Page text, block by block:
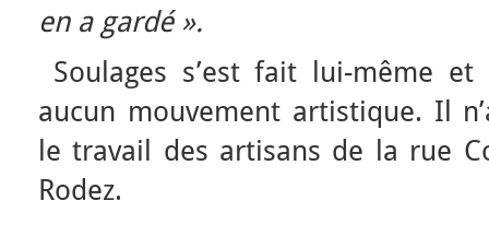
en a gardé ».
Soulages s’est fait lui-même
aucun mouvement artistique. Il
le travail des artisans de la rue
Rodez.